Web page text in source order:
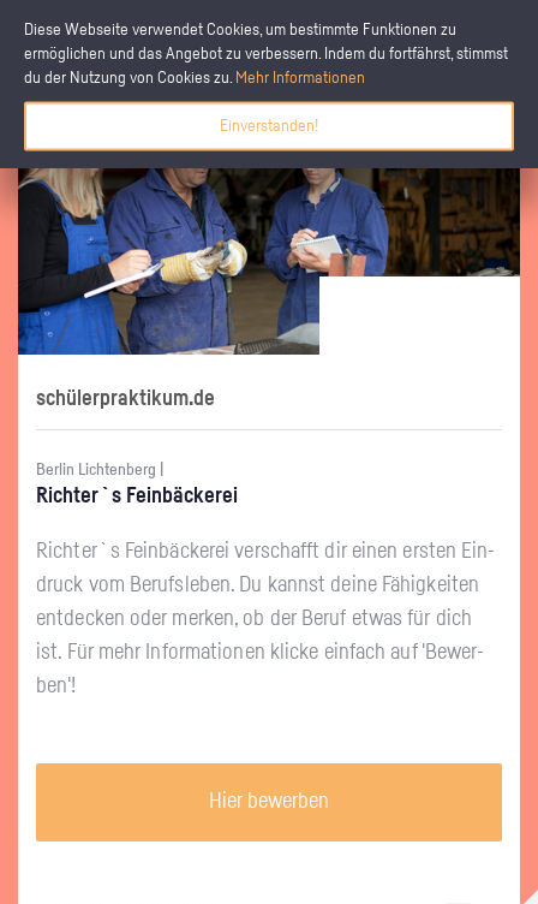
Diese Webseite verwendet Cookies, um bestimmte Funktionen zu
ermöglichen und das Angebot zu verbessern. Indem du fortfährst, stimmst
du der Nutzung von Cookies zu. Mehr Informationen
Einverstanden!
schülerpraktikum.de
Berlin Lichtenberg |
Rich­ter`s Fein­bä­cke­rei
Rich­ter`s Fein­bä­cke­rei ver­schafft dir einen ers­ten Ein­
druck vom Be­rufs­le­ben. Du kannst deine Fä­hig­kei­ten
ent­de­cken oder mer­ken, ob der Beruf etwas für dich
ist. Für mehr In­for­ma­tio­nen kli­cke ein­fach auf 'Be­wer­
ben'!
Hier bewerben